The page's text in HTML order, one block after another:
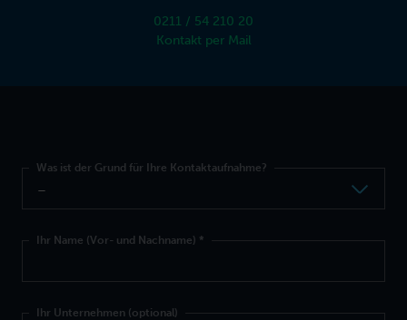
0211 / 54 210 20
Kontakt per Mail
Was ist der Grund für Ihre Kontaktaufnahme?
Ihr Name (Vor- und Nachname) *
Ihr Unternehmen (optional)